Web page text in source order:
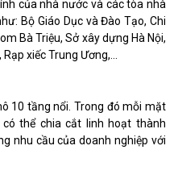
của nhà nước và các tòa nhà
Bộ Giáo Dục và Đào Tạo, Chi
Bà Triệu, Sở xây dựng Hà Nội,
xiếc Trung Ương,…
10 tầng nổi. Trong đó mỗi mặt
có thể chia cắt linh hoạt thành
nhu cầu của doanh nghiệp với